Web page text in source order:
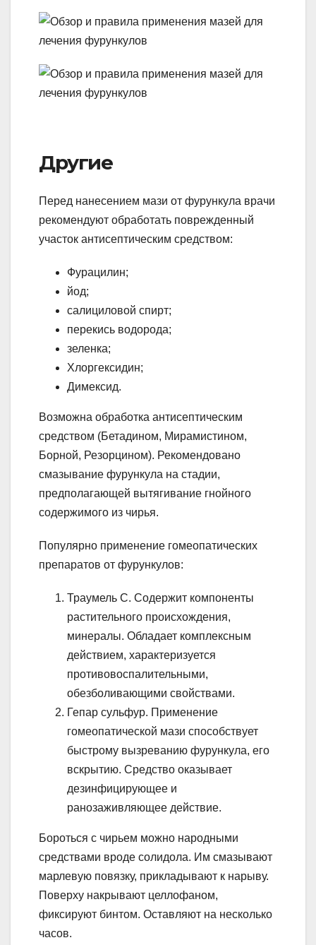
Другие
Перед нанесением мази от фурункула врачи
рекомендуют обработать поврежденный
участок антисептическим средством:
Фурацилин;
йод;
салициловой спирт;
перекись водорода;
зеленка;
Хлоргексидин;
Димексид.
Возможна обработка антисептическим
средством (Бетадином, Мирамистином,
Борной, Резорцином). Рекомендовано
смазывание фурункула на стадии,
предполагающей вытягивание гнойного
содержимого из чирья.
Популярно применение гомеопатических
препаратов от фурункулов:
Траумель С. Содержит компоненты
растительного происхождения,
минералы. Обладает комплексным
действием, характеризуется
противовоспалительными,
обезболивающими свойствами.
Гепар сульфур. Применение
гомеопатической мази способствует
быстрому вызреванию фурункула, его
вскрытию. Средство оказывает
дезинфицирующее и
ранозаживляющее действие.
Бороться с чирьем можно народными
средствами вроде солидола. Им смазывают
марлевую повязку, прикладывают к нарыву.
Поверху накрывают целлофаном,
фиксируют бинтом. Оставляют на несколько
часов.